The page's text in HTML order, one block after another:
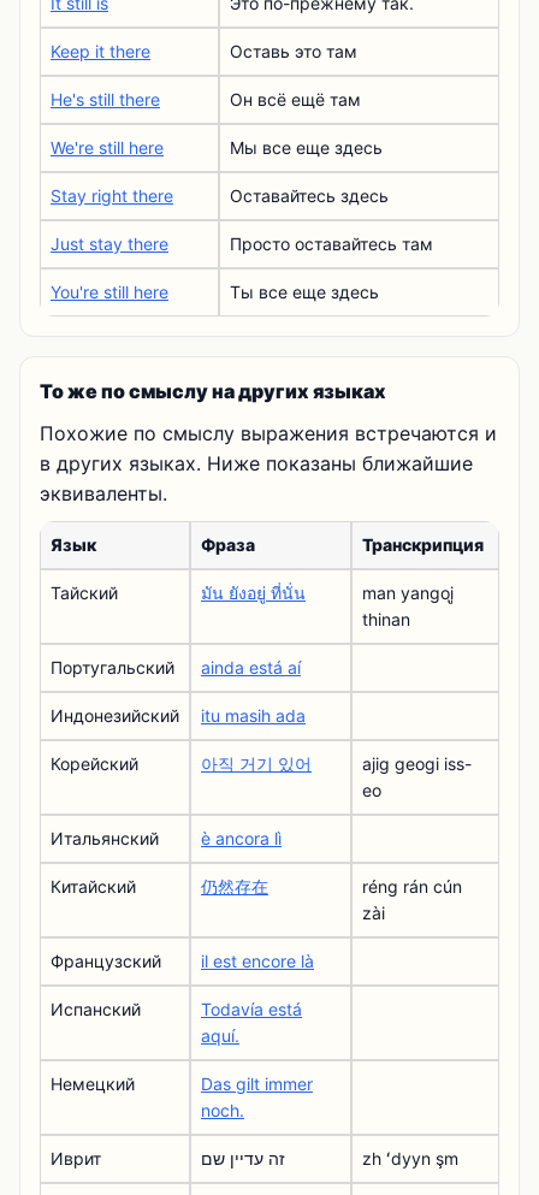
Keep it there Оставь это там
He's still there Он всё ещё там
We're still here Мы все еще здесь
Stay right there Оставайтесь здесь
Just stay there Просто оставайтесь там
You're still here Ты все еще здесь
То же по смыслу на других языках
Похожие по смыслу выражения встречаются и
в других языках. Ниже показаны ближайшие
эквиваленты.
Язык Фраза Транскрипция
Тайский มัน ยังอยู่ ที่นั่น
man yangoiู
thinan
Португальский ainda está aí
Индонезийский itu masih ada
Корейский 아직 거기 있어
ajig geogi iss-
eo
Итальянский è ancora lì
Китайский 仍然存在
réng rán cún
zài
Французский il est encore là
Испанский
Todavía está
aquí.
Немецкий
Das gilt immer
noch.
Иврит זה עדיין שם zh ʻdyyn şm